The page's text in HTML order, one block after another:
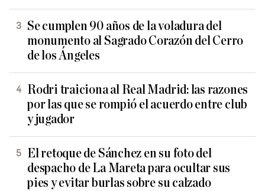
Se cumplen 90 años de la voladura del
monumento al Sagrado Corazón del Cerro
de los Ángeles
Rodri traiciona al Real Madrid: las razones
por las que se rompió el acuerdo entre club
y jugador
El retoque de Sánchez en su foto del
despacho de La Mareta para ocultar sus
pies y evitar burlas sobre su calzado